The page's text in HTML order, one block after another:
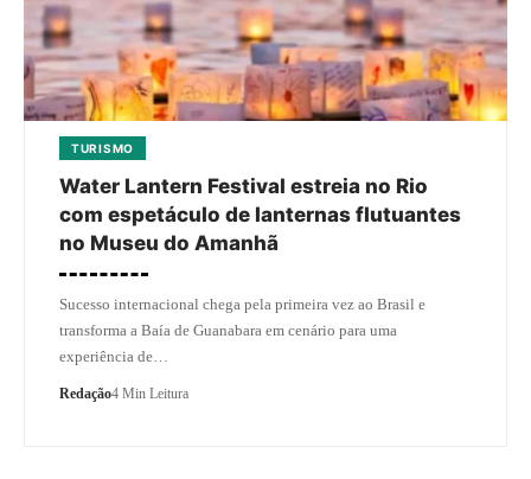
TURISMO
Water Lantern Festival estreia no Rio
com espetáculo de lanternas flutuantes
no Museu do Amanhã
Sucesso internacional chega pela primeira vez ao Brasil e
transforma a Baía de Guanabara em cenário para uma
experiência de…
Redação4 Min Leitura